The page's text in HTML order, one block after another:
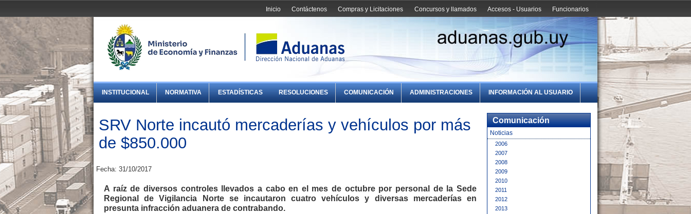
Funcionarios
Accesos - Usuarios
Concursos y llamados
Compras y Licitaciones
Contáctenos
Inicio
INSTITUCIONAL NORMATIVA ESTADÍSTICAS RESOLUCIONES COMUNICACIÓN ADMINISTRACIONES INFORMACIÓN AL USUARIO
SRV Norte incautó mercaderías y vehículos por más
de $850.000
Fecha: 31/10/2017
A raíz de diversos controles llevados a cabo en el mes de octubre por personal de la Sede
Regional de Vigilancia Norte se incautaron cuatro vehículos y diversas mercaderías en
presunta infracción aduanera de contrabando.
Comunicación
Noticias
2006
2007
2008
2009
2010
2011
2012
2013